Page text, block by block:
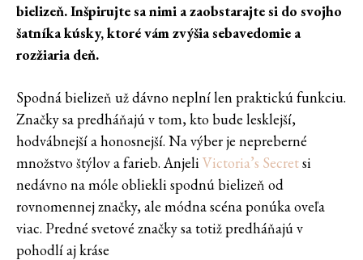
bielizeň. Inšpirujte sa nimi a zaobstarajte si do svojho
šatníka kúsky, ktoré vám zvýšia sebavedomie a
rozžiaria deň.
Spodná bielizeň už dávno neplní len praktickú funkciu.
Značky sa predháňajú v tom, kto bude lesklejší,
hodvábnejší a honosnejší. Na výber je nepreberné
množstvo štýlov a farieb. AnjeliVictoria’s Secretsi
nedávno na móle obliekli spodnú bielizeň od
rovnomennej značky, ale módna scéna ponúka oveľa
viac. Predné svetové značky sa totiž predháňajú v
pohodlí aj kráse